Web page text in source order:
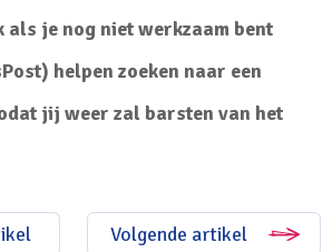
je nog niet werkzaam bent
helpen zoeken naar een
jij weer zal barsten van het
Volgende artikel